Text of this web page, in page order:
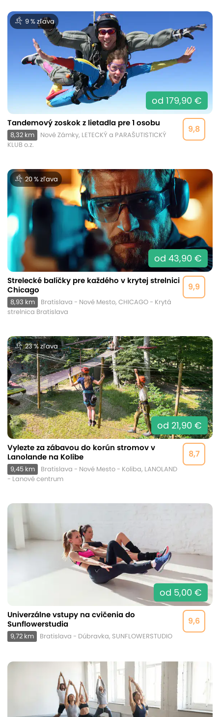
9 % zľava
od 179,90 €
9,8
Tandemový zoskok z lietadla pre 1 osobu
8,32 km
Nové Zámky, LETECKÝ a PARAŠUTISTICKÝ
KLUB o.z.
20 % zľava
od 43,90 €
9,9
Strelecké balíčky pre každého v krytej strelnici
Chicago
8,93 km
Bratislava - Nové Mesto, CHICAGO - Krytá
strelnica Bratislava
23 % zľava
od 21,90 €
8,7
Vylezte za zábavou do korún stromov v
Lanolande na Kolibe
9,45 km
Bratislava - Nové Mesto - Koliba, LANOLAND
- Lanové centrum
od 5,00 €
9,6
Univerzálne vstupy na cvičenia do
Sunflowerstudia
9,72 km Bratislava - Dúbravka, SUNFLOWERSTUDIO